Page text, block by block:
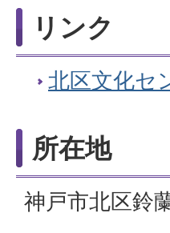
リンク
北区文化セ
所在地
神戸市北区鈴